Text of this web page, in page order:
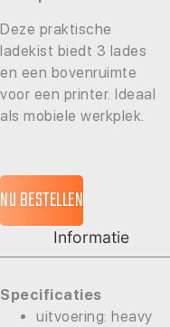
Deze praktische
ladekist biedt 3 lades
en een bovenruimte
voor een printer. Ideaal
als mobiele werkplek.
NU BESTELLEN
Informatie
Specificaties
uitvoering: heavy